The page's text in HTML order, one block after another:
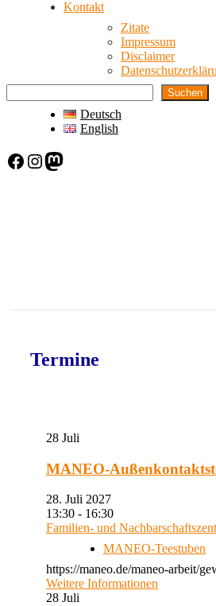
Kontakt
Zitate
Impressum
Disclaimer
Suchen
Deutsch
English
Facebook Instagram Mastodon
Termine
28 Juli
MANEO-
28. Juli 2027
13:30 - 16:30
Familien- und
MANEO-Teestuben
https://maneo.de/maneo-arbeit/
Weitere Informationen
28 Juli